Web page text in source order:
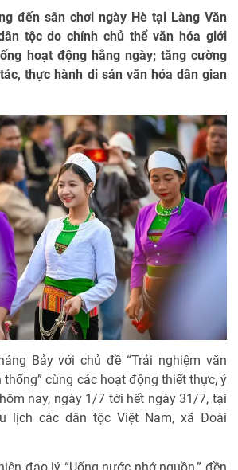
đến sân chơi ngày Hè tại Làng Văn
tộc do chính chủ thể văn hóa giới
hoạt động hằng ngày; tăng cường
thực hành di sản văn hóa dân gian
Bảy với chủ đề “Trải nghiệm văn
thống” cùng các hoạt động thiết thực, ý
nay, ngày 1/7 tới hết ngày 31/7, tại
lịch các dân tộc Việt Nam, xã Đoài